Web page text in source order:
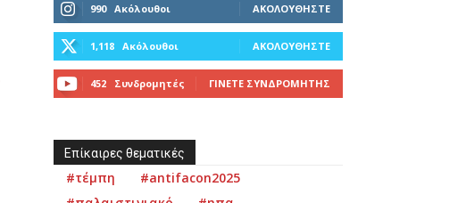
990 Ακόλουθοι ΑΚΟΛΟΥΘΉΣΤΕ
1,118 Ακόλουθοι ΑΚΟΛΟΥΘΉΣΤΕ
452 Συνδρομητές ΓΊΝΕΤΕ ΣΥΝΔΡΟΜΗΤΉΣ
Επίκαιρες θεματικές
#τέμπη
#antifacon2025